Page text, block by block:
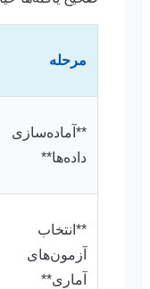
مرحله
**آماده‌سازی
داده‌ها**
**انتخاب
آزمون‌های
آماری**